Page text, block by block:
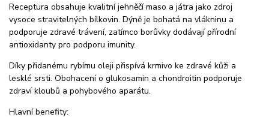
Receptura obsahuje kvalitní jehněčí maso a játra jako zdroj
vysoce stravitelných bílkovin. Dýně je bohatá na vlákninu a
podporuje zdravé trávení, zatímco borůvky dodávají přírodní
antioxidanty pro podporu imunity.
Díky přidanému rybímu oleji přispívá krmivo ke zdravé kůži a
lesklé srsti. Obohacení o glukosamin a chondroitin podporuje
zdraví kloubů a pohybového aparátu.
Hlavní benefity: